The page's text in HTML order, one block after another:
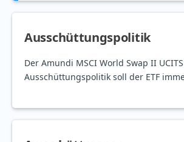
Ausschüttungspolitik
Der Amundi MSCI World Swap II
Ausschüttungspolitik soll der ETF